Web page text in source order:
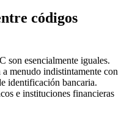
códigos
esencialmente iguales.
menudo indistintamente con
identificación bancaria.
e instituciones financieras